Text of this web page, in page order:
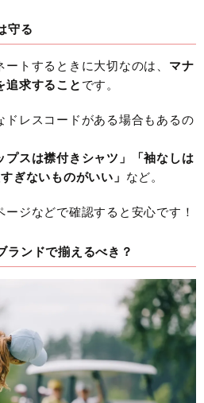
守る
トするときに大切なのは、 マナ
追求すること です。
ドレスコードがある場合もあるの
プスは襟付きシャツ」「袖なしは
ぎないものがいい」 など。
ジなどで確認すると安心です！
ランドで揃えるべき？